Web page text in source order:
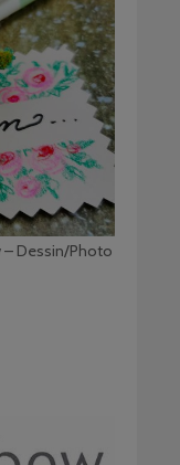
– Dessin/Photo